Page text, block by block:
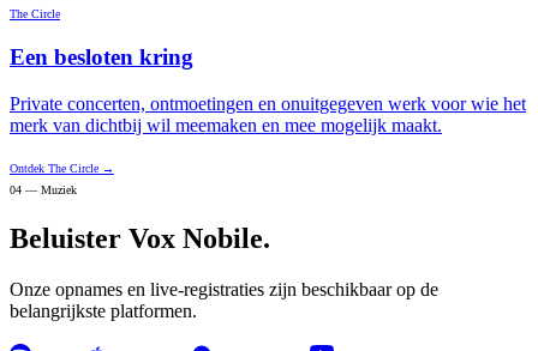
The Circle
Een besloten kring
Private concerten, ontmoetingen en onuitgegeven werk voor wie het
merk van dichtbij wil meemaken en mee mogelijk maakt.
Ontdek The Circle →
04 — Muziek
Beluister Vox Nobile.
Onze opnames en live-registraties zijn beschikbaar op de
belangrijkste platformen.